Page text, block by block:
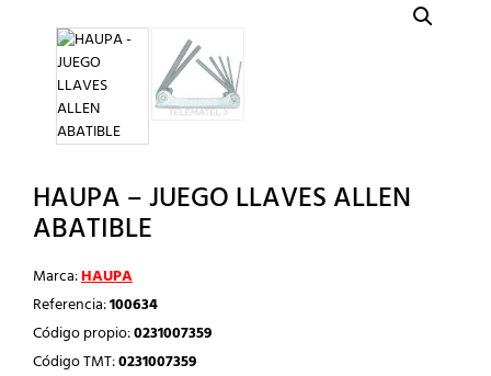
HAUPA – JUEGO LLAVES ALLEN
ABATIBLE
Marca:HAUPA
Referencia:100634
Código propio:0231007359
Código TMT:0231007359